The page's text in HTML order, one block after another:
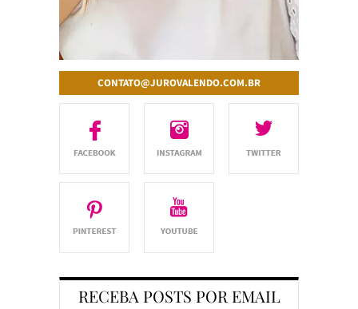
CONTATO@JUROVALENDO.COM.BR
RECEBA POSTS POR EMAIL